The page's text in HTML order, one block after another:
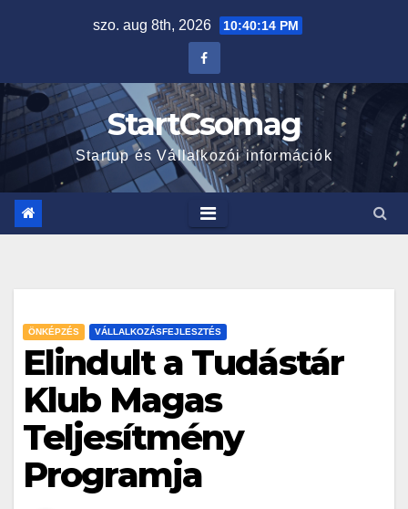
szo. aug 8th, 2026 10:40:15 PM
StartCsomag
Startup és Vállalkozói információk
ÖNKÉPZÉS VÁLLALKOZÁSFEJLESZTÉS
Elindult a Tudástár
Klub Magas
Teljesítmény
Programja